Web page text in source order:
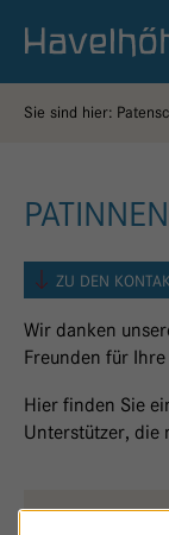
Sie sind hier:
ZU DEN
Wir danken
Freunden für
Hier finden Sie
Unterstützer, die